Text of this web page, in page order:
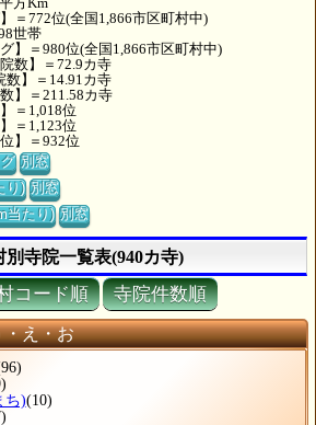
＝772位(全国1,866市区町村中)
世帯
】＝980位(全国1,866市区町村中)
数】＝72.9カ寺
数】＝14.91カ寺
】＝211.58カ寺
＝1,018位
＝1,123位
】＝932位
別窓
り) 別窓
当たり) 別窓
寺院一覧表(940カ寺)
コード順 寺院件数順
・え・お
ち)(10)